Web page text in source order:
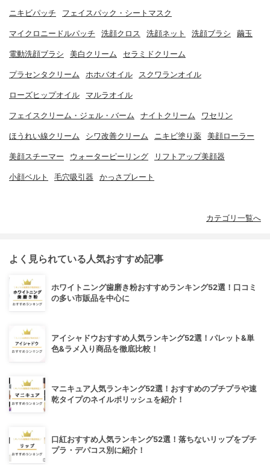
ニキビパッチ フェイスパック・シートマスク
マイクロニードルパッチ 洗顔クロス 洗顔ネット 洗顔ブラシ 繭玉
電動洗顔ブラシ 美白クリーム セラミドクリーム
プラセンタクリーム ホホバオイル スクワランオイル
ローズヒップオイル マルラオイル
フェイスクリーム・ジェル・バーム ナイトクリーム ワセリン
ほうれい線クリーム シワ改善クリーム ニキビ塗り薬 美顔ローラー
美顔スチーマー ウォーターピーリング リフトアップ美顔器
小顔ベルト 毛穴吸引器 かっさプレート
カテゴリ一覧へ
よく見られている人気おすすめ記事
ホワイトニング歯磨き粉おすすめランキング52選！口コミ
の多い市販品を中心に
アイシャドウおすすめ人気ランキング52選！パレット&単
色&ラメ入り商品を徹底比較！
マニキュア人気ランキング52選！おすすめのプチプラや速
乾タイプのネイルポリッシュを紹介！
口紅おすすめ人気ランキング52選！落ちないリップをプチ
プラ・デパコス別に紹介！